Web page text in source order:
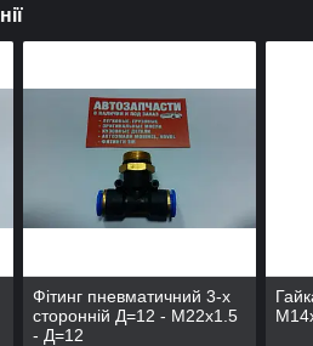
Фітинг пневматичний 3-х
сторонній Д=12 - М22х1.5
- Д=12